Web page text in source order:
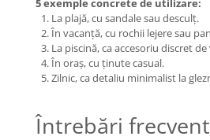
5 exemple concrete de utilizare:
La plajă, cu sandale sau desculț.
În vacanță, cu rochii lejere sau
La piscină, ca accesoriu discret de
În oraș, cu ținute casual.
Zilnic, ca detaliu minimalist la
Întrebări